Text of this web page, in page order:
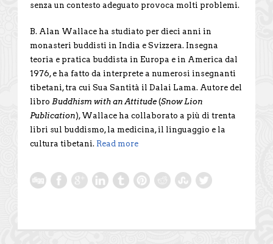
senza un contesto adeguato provoca molti problemi.
B. Alan Wallace ha studiato per dieci anni in
monasteri buddisti in India e Svizzera. Insegna
teoria e pratica buddista in Europa e in America dal
1976, e ha fatto da interprete a numerosi insegnanti
tibetani, tra cui Sua Santità il Dalai Lama. Autore del
libro Buddhism with an Attitude(Snow Lion
Publication), Wallace ha collaborato a più di trenta
libri sul buddismo, la medicina, il linguaggio e la
cultura tibetani. Read more